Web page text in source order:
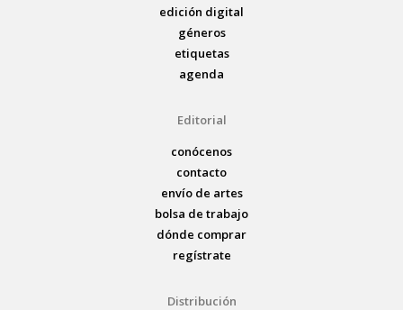
edición digital
géneros
etiquetas
agenda
Editorial
conócenos
contacto
envío de artes
bolsa de trabajo
dónde comprar
regístrate
Distribución